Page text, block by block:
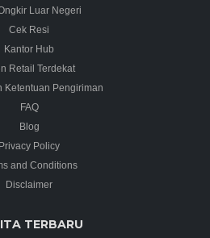
Luar Negeri
Cek Resi
Kantor Hub
Retail Terdekat
Ketentuan Pengiriman
FAQ
Blog
Privacy Policy
and Conditions
Disclaimer
TERBARU